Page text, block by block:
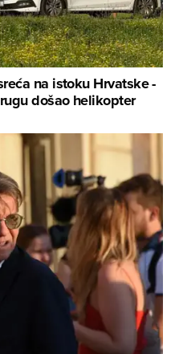
na istoku Hrvatske -
došao helikopter